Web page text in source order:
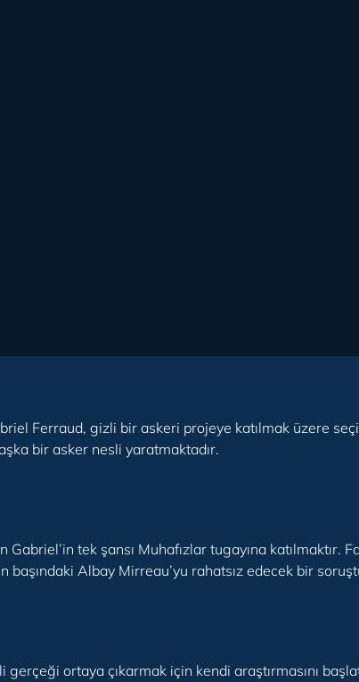
Ferraud, gizli bir askeri projeye katılmak üzere
bir asker nesli yaratmaktadır.
tek şansı Muhafızlar tugayına katılmaktır.
başındaki Albay Mirreau’yu rahatsız edecek bir
ortaya çıkarmak için kendi araştırmasını